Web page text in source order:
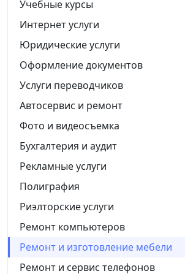
Учебные курсы
Интернет услуги
Юридические услуги
Оформление документов
Услуги переводчиков
Автосервис и ремонт
Фото и видеосъемка
Бухгалтерия и аудит
Рекламные услуги
Полиграфия
Риэлторские услуги
Ремонт компьютеров
Ремонт и изготовление мебели
Ремонт и сервис телефонов